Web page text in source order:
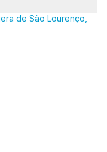
de São Lourenço,